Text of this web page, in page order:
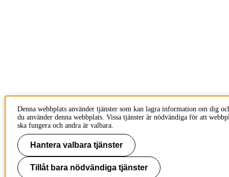
Denna webbplats använder tjänster som kan lagra information om dig
du använder denna webbplats. Vissa tjänster är nödvändiga för att
ska fungera och andra är valbara.
Hantera valbara tjänster
Tillåt bara nödvändiga tjänster